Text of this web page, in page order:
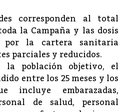
corresponden al total
la Campaña y las dosis
por la cartera sanitaria
parciales y reducidos.
población objetivo, el
entre los 25 meses y los
incluye embarazadas,
de salud, personal